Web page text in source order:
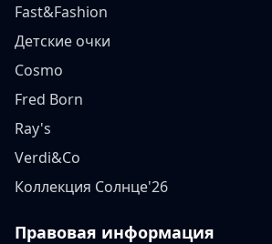
Fast&Fashion
Детские очки
Cosmo
Fred Born
Ray's
Verdi&Co
Коллекция Солнце'26
Правовая информация